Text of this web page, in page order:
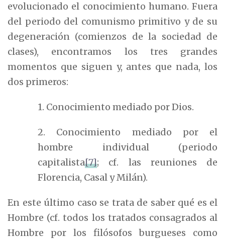
evolucionado el conocimiento humano. Fuera
del periodo del comunismo primitivo y de su
degeneración (comienzos de la sociedad de
clases), encontramos los tres grandes
momentos que siguen y, antes que nada, los
dos primeros:
1. Conocimiento mediado por Dios.
2. Conocimiento mediado por el
hombre individual (periodo
capitalista[7]; cf. las reuniones de
Florencia, Casal y Milán).
En este último caso se trata de saber qué es el
Hombre (cf. todos los tratados consagrados al
Hombre por los filósofos burgueses como